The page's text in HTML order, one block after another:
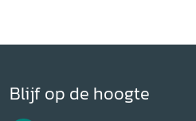
Blijf op de hoogte